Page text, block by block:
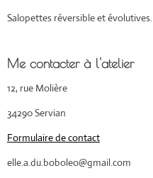
Salopettes réversible et évolutives.
Me contacter à l'atelier
12, rue Molière
34290 Servian
Formulaire de contact
elle.a.du.boboleo@gmail.com